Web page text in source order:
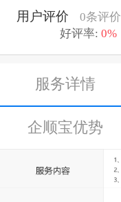
用户评价
0条评价
好评率: 0%
服务详情
企顺宝优势